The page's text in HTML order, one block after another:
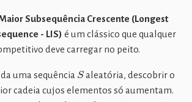
Subsequência Crescente (Longest
- LIS) é um clássico que qualquer
deve carregar no peito.
uma sequência Saleatória, descobrir o
cadeia cujos elementos só aumentam.